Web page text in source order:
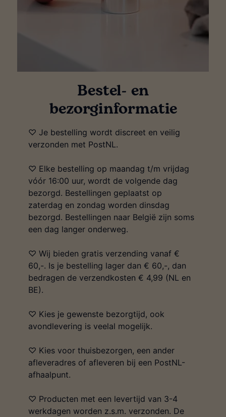
Bestel- en
bezorginformatie
♡ Je bestelling wordt discreet en veilig
verzonden met PostNL.
♡ Elke bestelling op maandag t/m vrijdag
vóór 16:00 uur, wordt de volgende dag
bezorgd. Bestellingen geplaatst op
zaterdag en zondag worden dinsdag
bezorgd. Bestellingen naar België zijn soms
een dag langer onderweg.
♡ Wij bieden gratis verzending vanaf €
60,-. Is je bestelling lager dan € 60,-, dan
bedragen de verzendkosten € 4,99 (NL en
BE).
♡ Kies je gewenste bezorgtijd, ook
avondlevering is veelal mogelijk.
♡ Kies voor thuisbezorgen, een ander
afleveradres of afleveren bij een PostNL-
afhaalpunt.
♡ Producten met een levertijd van 3-4
werkdagen worden z.s.m. verzonden. De